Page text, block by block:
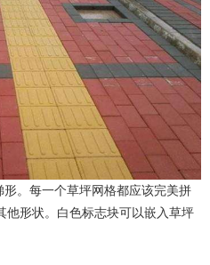
。每一个草坪网格都应该完美拼
他形状。白色标志块可以嵌入草坪